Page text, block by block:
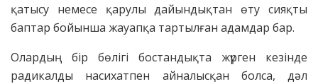
қатысу немесе қарулы дайындықтан өту сияқты
баптар бойынша жауапқа тартылған адамдар бар.
Олардың бір бөлігі бостандықта жүрген кезінде
радикалды насихатпен айналысқан болса, дәл